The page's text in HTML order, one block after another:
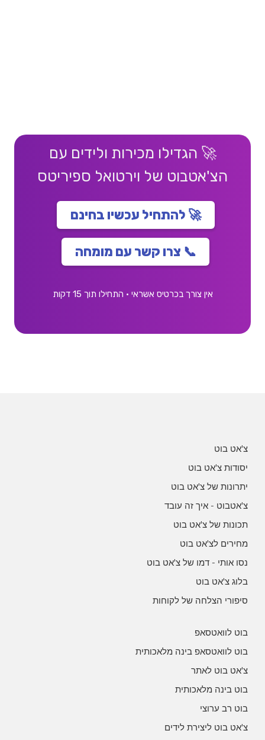
🚀 הגדילו מכירות ולידים עם
הצ'אטבוט של וירטואל ספיריטס
🚀 להתחיל עכשיו בחינם
📞 צרו קשר עם מומחה
אין צורך בכרטיס אשראי • התחילו תוך 15 דקות
צ'אט בוט
יסודות צ'אט בוט
יתרונות של צ'אט בוט
צ'אטבוט - איך זה עובד
תכונות של צ'אט בוט
מחירים לצ'אט בוט
נסו אותי - דמו של צ'אט בוט
בלוג צ'אט בוט
סיפורי הצלחה של לקוחות
בוט לוואטסאפ
בוט לוואטסאפ בינה מלאכותית
צ'אט בוט לאתר
בוט בינה מלאכותית
בוט רב ערוצי
צ'אט בוט ליצירת לידים